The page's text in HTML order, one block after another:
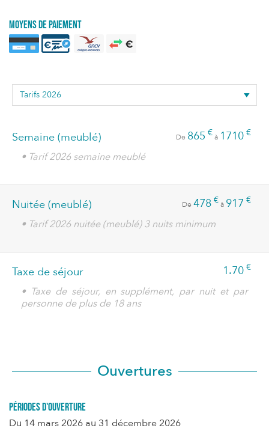
Moyens de paiement
Semaine (meublé) De 865 €à 1710 €
• Tarif 2026 semaine meublé
Nuitée (meublé) De 478 €à 917 €
• Tarif 2026 nuitée (meublé) 3 nuits minimum
Taxe de séjour 1.70 €
• Taxe de séjour, en supplément, par nuit et par
personne de plus de 18 ans
Ouvertures
Périodes d'ouverture
Du 14 mars 2026 au 31 décembre 2026